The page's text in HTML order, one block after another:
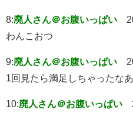
8:廃人さん＠お腹いっぱい
わんこおつ
9:廃人さん＠お腹いっぱい
1回見たら満足しちゃったなあ
10:廃人さん＠お腹いっぱい